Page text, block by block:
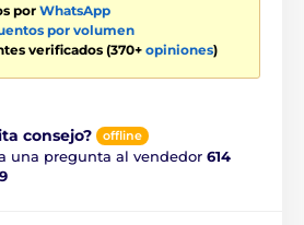
por WhatsApp
por volumen
verificados (370+ opiniones)
consejo? offline
una pregunta al vendedor 614